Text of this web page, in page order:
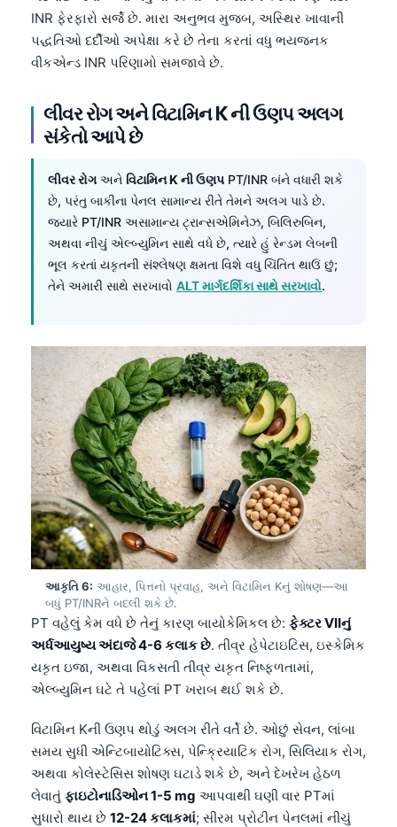
INR ફેરફારો સર્જે છે. મારા અનુભવ મુજબ, અસ્થિર ખાવાની
પદ્ધતિઓ દર્દીઓ અપેક્ષા કરે છે તેના કરતાં વધુ ભયજનક
વીકએન્ડ INR પરિણામો સમજાવે છે.
લીવર રોગ અને વિટામિન K ની ઉણપ અલગ
સંકેતો આપે છે
લીવર રોગઅને વિટામિન K ની ઉણપ PT/INR બંને વધારી શકે
છે, પરંતુ બાકીના પેનલ સામાન્ય રીતે તેમને અલગ પાડે છે.
જ્યારે PT/INR અસામાન્ય ટ્રાન્સએમિનેઝ, બિલિરુબિન,
અથવા નીચું એલ્બ્યુમિન સાથે વધે છે, ત્યારે હું રેન્ડમ લેબની
ભૂલ કરતાં યકૃતની સંશ્લેષણ ક્ષમતા વિશે વધુ ચિંતિત થાઉં છું;
તેને અમારી સાથે સરખાવો ALT માર્ગદર્શિકા સાથે સરખાવો.
આકૃતિ 6: આહાર, પિત્તનો પ્રવાહ, અને વિટામિન Kનું શોષણ—આ
બધું PT/INRને બદલી શકે છે.
PT વહેલું કેમ વધે છે તેનું કારણ બાયોકેમિકલ છે: ફેક્ટર VIIનું
અર્ધઆયુષ્ય અંદાજે 4-6 કલાક છે. તીવ્ર હેપેટાઇટિસ, ઇસ્કેમિક
યકૃત ઇજા, અથવા વિકસતી તીવ્ર યકૃત નિષ્ફળતામાં,
એલ્બ્યુમિન ઘટે તે પહેલાં PT ખરાબ થઈ શકે છે.
વિટામિન Kની ઉણપ થોડું અલગ રીતે વર્તે છે. ઓછું સેવન, લાંબા
સમય સુધી એન્ટિબાયોટિક્સ, પેન્ક્રિયાટિક રોગ, સિલિયાક રોગ,
અથવા કોલેસ્ટેસિસ શોષણ ઘટાડે શકે છે, અને દેખરેખ હેઠળ
લેવાતું ફાઇટોનાડિઓન 1-5 mg આપવાથી ઘણી વાર PTમાં
સુધારો થાય છે 12-24 કલાકમાં; સીરમ પ્રોટીન પેનલમાં નીચું
Frysk
Ślōnskŏ gŏdka
Norsk bokmål